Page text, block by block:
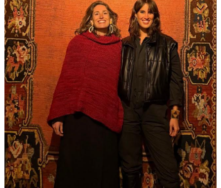
involucrados.Colaborar, participar y recibirson
los ejes de este nuevo modelo que trasciende el
beneficio individual para convertirse en un motor
colectivo de transformación cultural y social,
donde cada parte aporta y recibe a la vez.